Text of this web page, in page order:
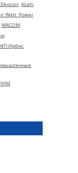
Asahi
Watt Power
MACOM
Ирбис